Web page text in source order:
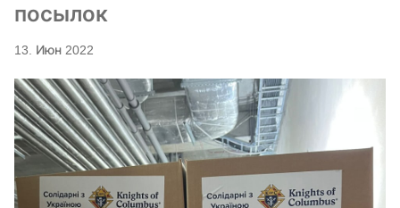
посылок
13. Июн 2022